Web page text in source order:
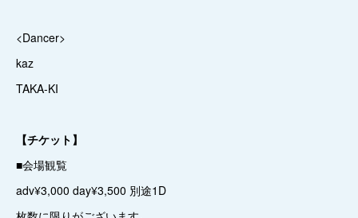
<Dancer>
kaz
TAKA-KI
【チケット】
■会場観覧
adv¥3,000 day¥3,500 別途1D